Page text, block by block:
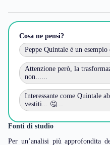
Cosa ne pensi?
Peppe Quintale è un
Attenzione però, la
non......
Interessante come Quintale
vestiti... 🤔...
Fonti di studio
Per un’analisi più approfondita